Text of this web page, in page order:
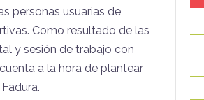
personas usuarias de
Como resultado de las
y sesión de trabajo con
a la hora de plantear